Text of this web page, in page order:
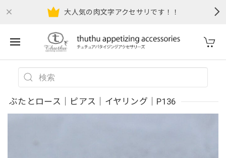
大人気の肉文字アクセサリです！！
ぶたとロース｜ピアス｜イヤリング｜P136